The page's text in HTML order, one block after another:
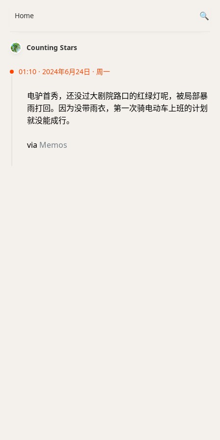
Counting Stars
01:10 · 2024年6月24日 · 周一
电驴首秀，还没过大剧院路口的红绿灯呢，被局部暴
雨打回。因为没带雨衣，第一次骑电动车上班的计划
就没能成行。
via Memos
Home